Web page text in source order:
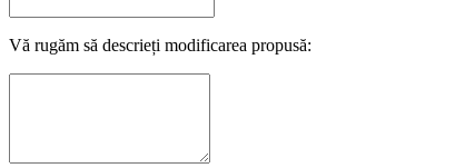
Vă rugăm să descrieți modificarea propusă: